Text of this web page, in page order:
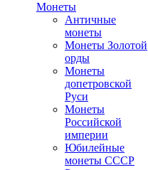
Монеты
Античные
монеты
Монеты Золотой
орды
Монеты
допетровской
Руси
Монеты
Российской
империи
Юбилейные
монеты СССР